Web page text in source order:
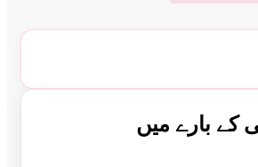
بارے میں